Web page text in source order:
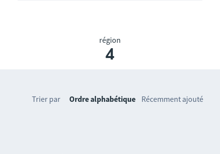
région
4
Trier par Ordre alphabétique Récemment ajouté